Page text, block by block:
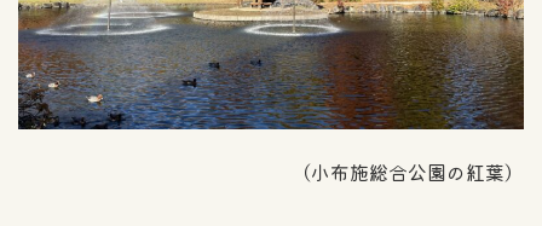
（小布施総合公園の紅葉）